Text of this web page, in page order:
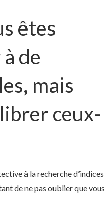
êtes
de
mais
ceux-
à la recherche d’indices
de ne pas oublier que vous